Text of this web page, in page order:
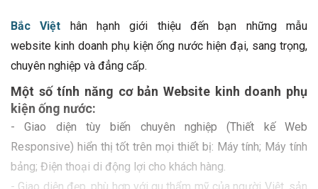
Bắc Việt hân hạnh giới thiệu đến bạn những mẫu
website kinh doanh phụ kiện ống nước hiện đại, sang trọng,
chuyên nghiệp và đẳng cấp.
Một số tính năng cơ bản Website kinh doanh phụ
kiện ống nước:
- Giao diện tùy biến chuyên nghiệp (Thiết kế Web
Responsive) hiển thị tốt trên mọi thiết bị: Máy tính; Máy tính
bảng; Điện thoại di động lợi cho khách hàng.